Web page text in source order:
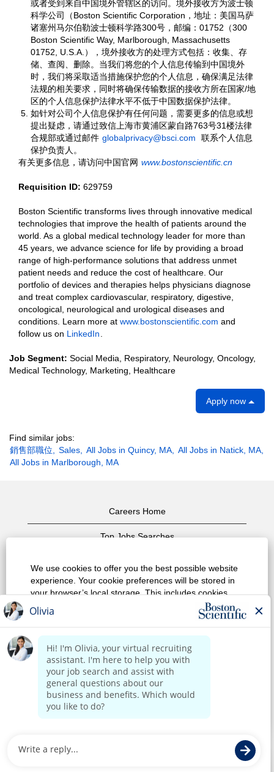
We use cookies to offer you the best possible website
experience. Your cookie preferences will be stored in
your browser’s local storage. This includes cookies
necessary for the website's operation. Additionally, you
can freely decide and change any time whether you
accept cookies or choose to opt out of cookies to
improve website's performance, as well as cookies
used to display content tailored to your interests. Your
experience of the site and the services we are able to
offer may be impacted if you do not accept all cookies.
Modify Cookie Preferences
或者受到来自中国境外管辖区的访问。境外接收方为波士顿
科学公司（Boston Scientific Corporation，地址：美国马萨
诸塞州马尔伯勒波士顿科学路300号，邮编：01752（300
Boston Scientific Way, Marlborough, Massachusetts
01752, U.S.A.），境外接收方的处理方式包括：收集、存
储、查阅、删除。当我们将您的个人信息传输到中国境外
时，我们将采取适当措施保护您的个人信息，确保满足法律
法规的相关要求，同时将确保传输数据的接收方所在国家/地
区的个人信息保护法律水平不低于中国数据保护法律。
如针对公司个人信息保护有任何问题，需要更多的信息或想
提出疑虑，请通过致信上海市黄浦区蒙自路763号31楼法律
合规部或通过邮件 globalprivacy@bsci.com
联系个人信息
保护负责人。
有关更多信息，请访问中国官网 www.bostonscientific.cn
Requisition ID: 629759
Boston Scientific transforms lives through innovative medical
technologies that improve the health of patients around the
world. As a global medical technology leader for more than
45 years, we advance science for life by providing a broad
range of high-performance solutions that address unmet
patient needs and reduce the cost of healthcare. Our
portfolio of devices and therapies helps physicians diagnose
and treat complex cardiovascular, respiratory, digestive,
oncological, neurological and urological diseases and
conditions. Learn more at www.bostonscientific.com and
follow us on LinkedIn
Job Segment: Social Media, Respiratory, Neurology, Oncology,
Medical Technology, Marketing, Healthcare
Apply now
Find similar jobs:
銷售部職位,
Sales, All Jobs in Quincy, MA,
All Jobs in Natick, MA,
All Jobs in Marlborough, MA
Careers Home
Top Jobs Searches
Privacy Policy
Copyright Notice
Contact Us
Corporate Home